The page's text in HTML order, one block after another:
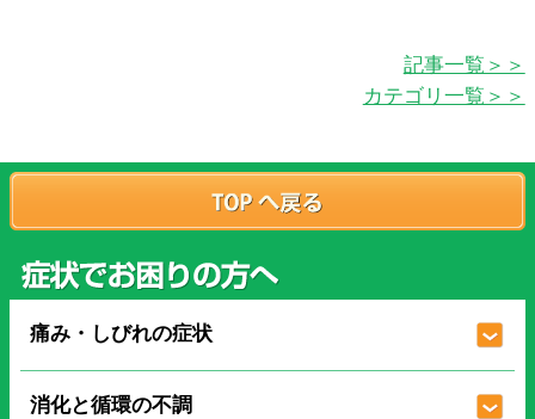
記事一覧＞＞
カテゴリ一覧＞＞
痛み・しびれの症状
消化と循環の不調